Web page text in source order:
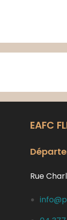
EAFC
Rue